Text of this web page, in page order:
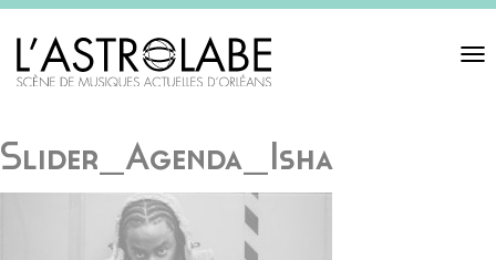
Toggle
Slider_Agenda_Isha